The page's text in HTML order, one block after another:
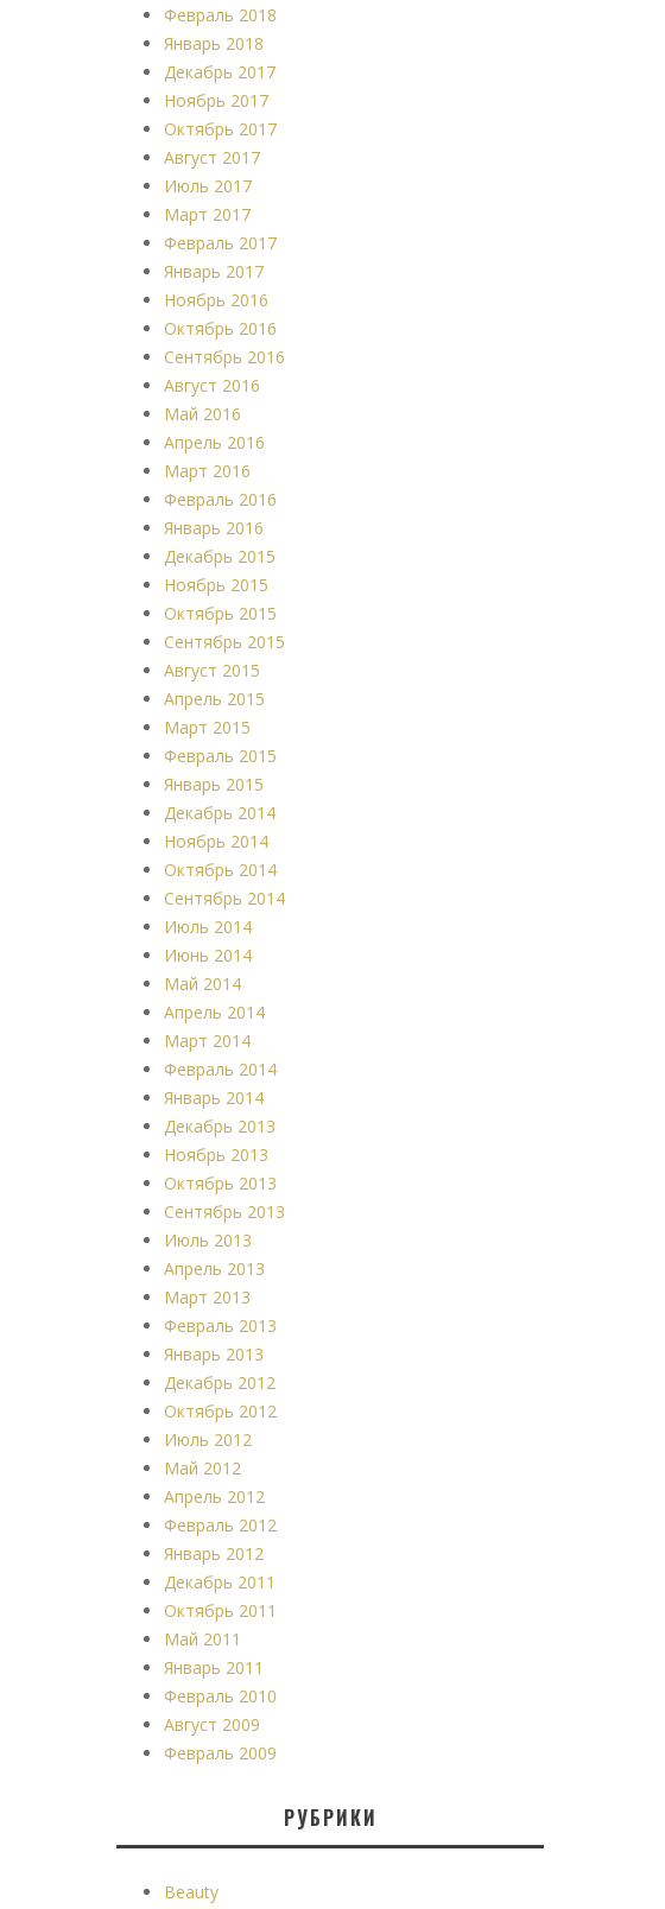
Февраль 2018
Январь 2018
Декабрь 2017
Ноябрь 2017
Октябрь 2017
Август 2017
Июль 2017
Март 2017
Февраль 2017
Январь 2017
Ноябрь 2016
Октябрь 2016
Сентябрь 2016
Август 2016
Май 2016
Апрель 2016
Март 2016
Февраль 2016
Январь 2016
Декабрь 2015
Ноябрь 2015
Октябрь 2015
Сентябрь 2015
Август 2015
Апрель 2015
Март 2015
Февраль 2015
Январь 2015
Декабрь 2014
Ноябрь 2014
Октябрь 2014
Сентябрь 2014
Июль 2014
Июнь 2014
Май 2014
Апрель 2014
Март 2014
Февраль 2014
Январь 2014
Декабрь 2013
Ноябрь 2013
Октябрь 2013
Сентябрь 2013
Июль 2013
Апрель 2013
Март 2013
Февраль 2013
Январь 2013
Декабрь 2012
Октябрь 2012
Июль 2012
Май 2012
Апрель 2012
Февраль 2012
Январь 2012
Декабрь 2011
Октябрь 2011
Май 2011
Январь 2011
Февраль 2010
Август 2009
Февраль 2009
РУБРИКИ
Beauty